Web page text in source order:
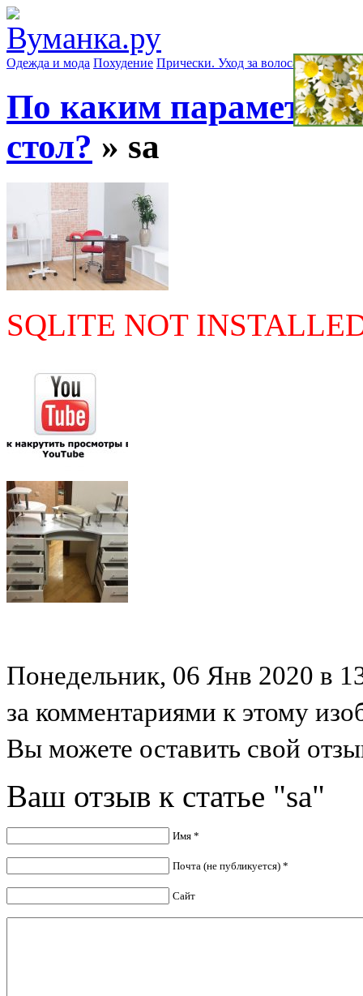
Одежда и мода Похудение Прически. Уход за волосами Маски
По каким
стол? » sa
SQLITE NOT
Понедельник, 06 Янв 2020 в
за комментариями к этому
Вы можете оставить свой
Ваш отзыв к статье "sa"
Имя *
Почта (не публикуется) *
Сайт